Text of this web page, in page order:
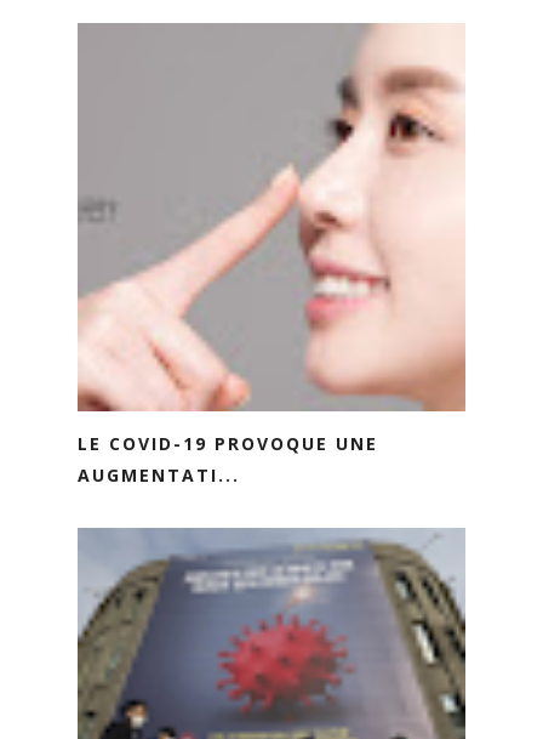
LE COVID-19 PROVOQUE UNE
AUGMENTATI...